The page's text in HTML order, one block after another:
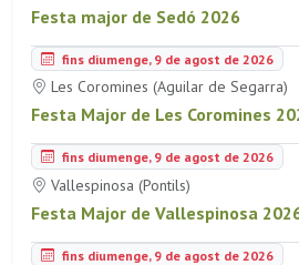
Festa major de Sedó 2026
fins diumenge, 9 de agost de 2026
Les Coromines (Aguilar de Segarra)
Festa Major de Les Coromines
fins diumenge, 9 de agost de 2026
Vallespinosa (Pontils)
Festa Major de Vallespinosa
fins diumenge, 9 de agost de 2026